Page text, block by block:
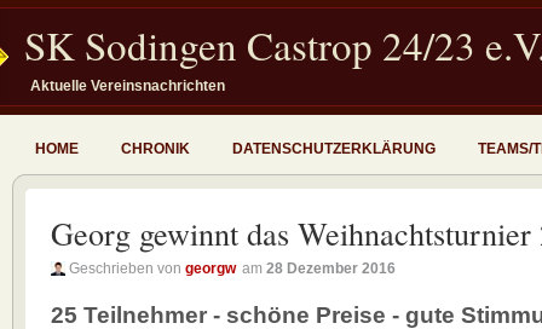
SK Sodingen Castrop 24/23
Aktuelle Vereinsnachrichten
HOME CHRONIK DATENSCHUTZERKLÄRUNG TEAMS/
Georg gewinnt das Weihnachtsturnier
Geschrieben von georgw am 28 Dezember 2016
25 Teilnehmer - schöne Preise - gute